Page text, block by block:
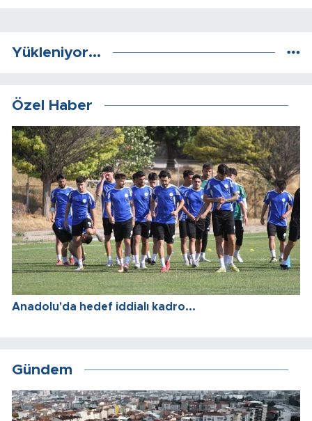
Yükleniyor...
Özel Haber
Anadolu'da hedef iddialı kadro...
Gündem